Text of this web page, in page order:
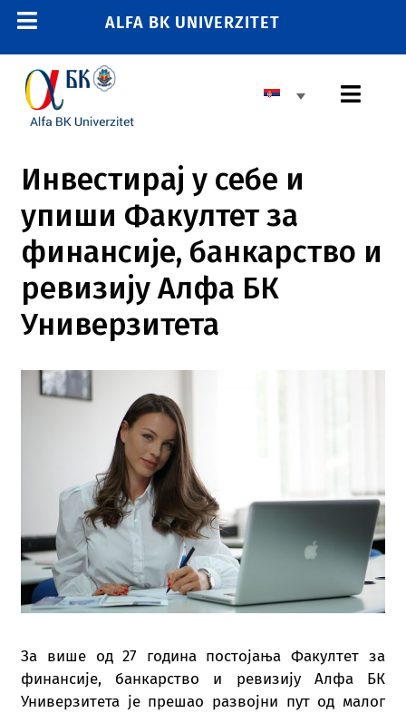
Skip
content
Toggle
Navigation
POČETNA
E-STUDENT
E-ZAPOSLENI
011 2606 380
info@alfa.edu.rs
ALFA BK UNIVERZITET
DOKTORSKE STUDIJE
UPIS
Инвестирај у себе и
упиши Факултет за
финансије, банкарство и
ревизију Алфа БК
Универзитета
За више од 27 година постојања Факултет за
финансије, банкарство и ревизију Алфа БК
Универзитета је прешао развојни пут од малог